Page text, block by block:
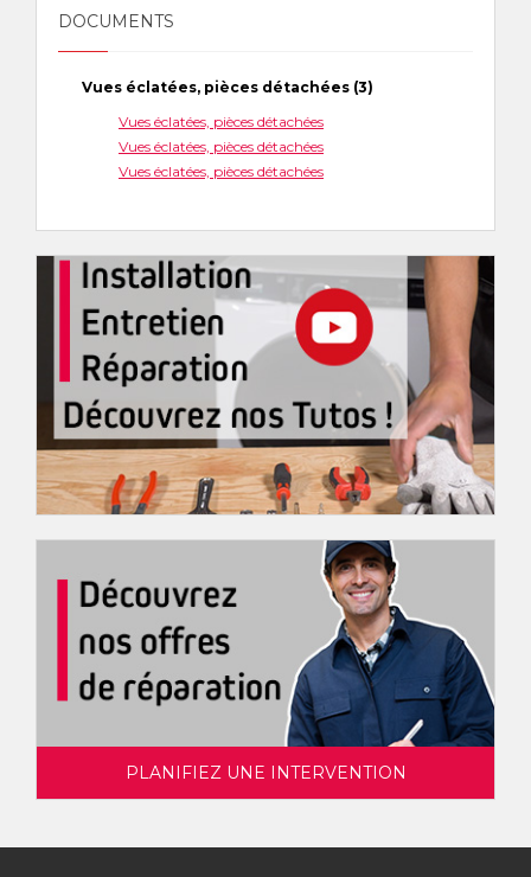
DOCUMENTS
Vues éclatées, pièces détachées (3)
Vues éclatées, pièces détachées
Vues éclatées, pièces détachées
Vues éclatées, pièces détachées
PLANIFIEZ UNE INTERVENTION